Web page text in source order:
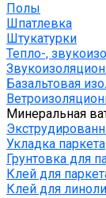
Полы
Шпатлевка
Штукатурки
Тепло-,
Базальтовая
Минеральная
Укладка паркета
Грунтовка для
Клей для
Клей для